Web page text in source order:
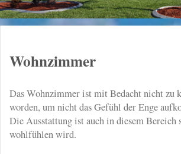
Wohnzimmer
Das Wohnzimmer ist mit Bedacht nicht zu
worden, um nicht das Gefühl der Enge
Die Ausstattung ist auch in diesem Bereich
wohlfühlen wird.